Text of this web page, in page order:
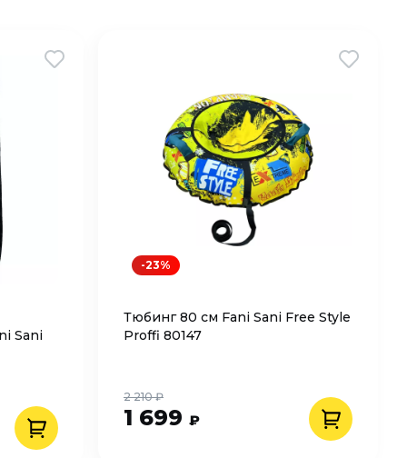
Sani
Тюбинг 80 см Fani Sani Free Style
Proffi 80147
1 699 ₽
2 210 ₽
-23%